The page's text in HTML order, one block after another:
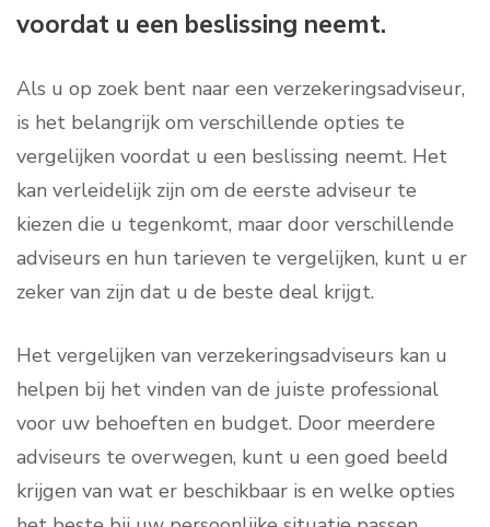
voordat u een beslissing neemt.
Als u op zoek bent naar een verzekeringsadviseur,
is het belangrijk om verschillende opties te
vergelijken voordat u een beslissing neemt. Het
kan verleidelijk zijn om de eerste adviseur te
kiezen die u tegenkomt, maar door verschillende
adviseurs en hun tarieven te vergelijken, kunt u er
zeker van zijn dat u de beste deal krijgt.
Het vergelijken van verzekeringsadviseurs kan u
helpen bij het vinden van de juiste professional
voor uw behoeften en budget. Door meerdere
adviseurs te overwegen, kunt u een goed beeld
krijgen van wat er beschikbaar is en welke opties